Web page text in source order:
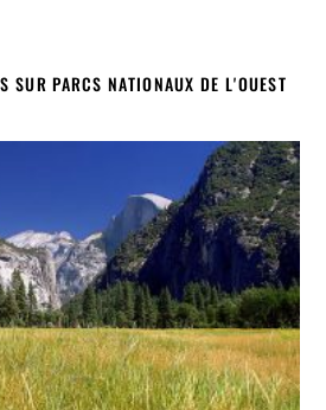
SUR PARCS NATIONAUX DE L'OUEST